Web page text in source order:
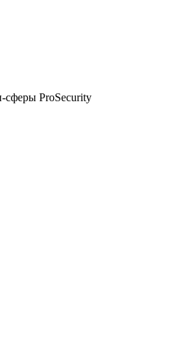
ProSecurity